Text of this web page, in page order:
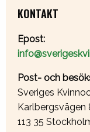
KONTAKT
Epost:
Post- och
Sveriges
Karlbergsvägen
113 35